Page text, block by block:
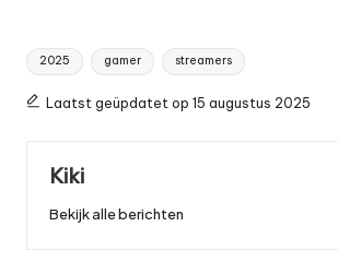
Tags:
2025 gamer streamers
Laatst geüpdatet op 15 augustus 2025
Kiki
Bekijk alle berichten